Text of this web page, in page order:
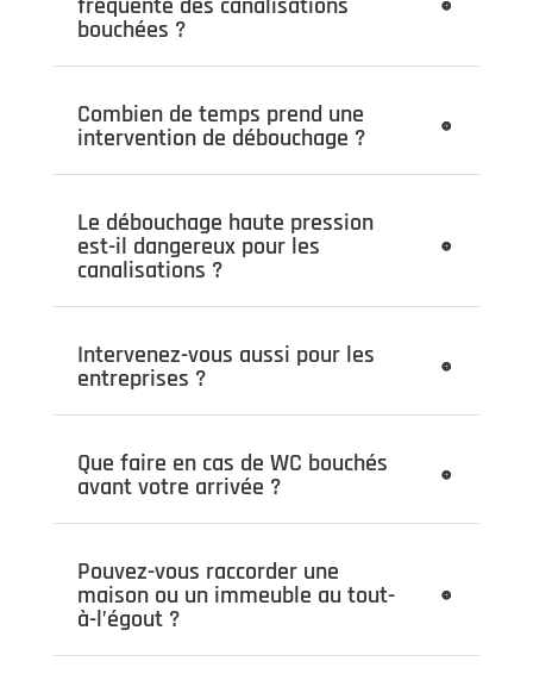
bouchées ?
Combien de temps prend une
intervention de débouchage ?
Le débouchage haute pression
est-il dangereux pour les
canalisations ?
Intervenez-vous aussi pour les
entreprises ?
Que faire en cas de WC bouchés
avant votre arrivée ?
Pouvez-vous raccorder une
maison ou un immeuble au tout-
à-l’égout ?